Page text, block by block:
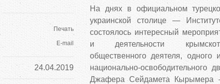
Печать
E-mail
24.04.2019
На днях в официальном
украинской столице —
состоялось интересный
и деятельности
общественного деятеля, одного
национально-освободительного
Джафера Сейдамета